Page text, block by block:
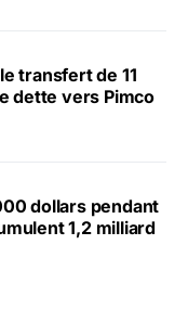
transfert de 11
dette vers Pimco
dollars pendant
1,2 milliard